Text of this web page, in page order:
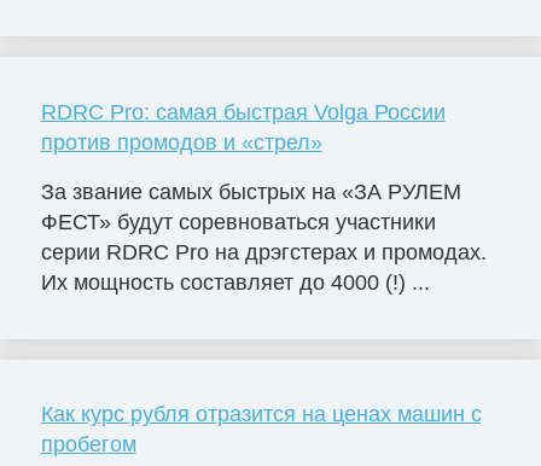
RDRC Pro: самая быстрая Volga России
против промодов и «стрел»
За звание самых быстрых на «ЗА РУЛЕМ
ФЕСТ» будут соревноваться участники
серии RDRC Pro на дрэгстерах и промодах.
Их мощность составляет до 4000 (!) ...
Как курс рубля отразится на ценах машин с
пробегом